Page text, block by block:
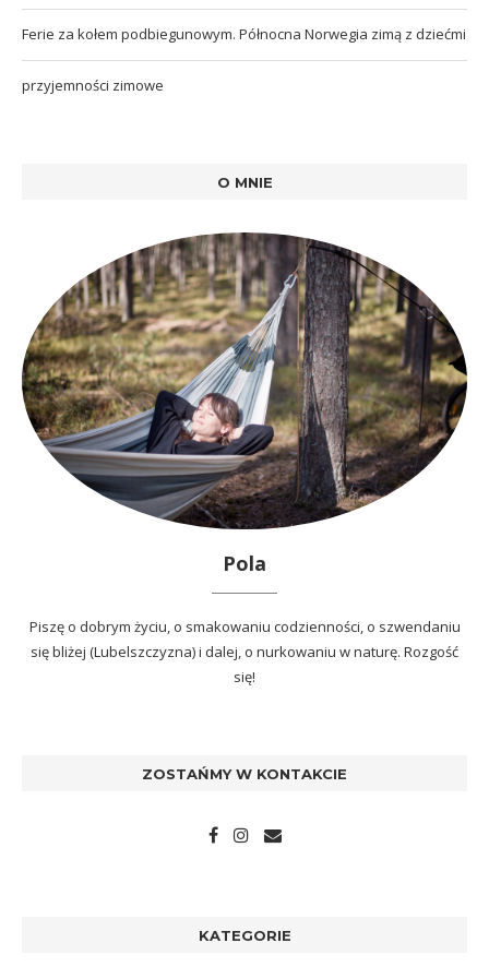
Ferie za kołem podbiegunowym. Północna Norwegia zimą z dziećmi
przyjemności zimowe
O MNIE
Pola
Piszę o dobrym życiu, o smakowaniu codzienności, o szwendaniu
się bliżej (Lubelszczyzna) i dalej, o nurkowaniu w naturę. Rozgość
się!
ZOSTAŃMY W KONTAKCIE
KATEGORIE